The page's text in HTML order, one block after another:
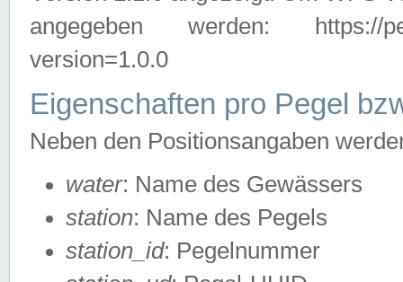
angegeben werden: https://
version=1.0.0
Eigenschaften pro Pegel
Neben den Positionsangaben
water: Name des Gewässers
station: Name des Pegels
station_id: Pegelnummer